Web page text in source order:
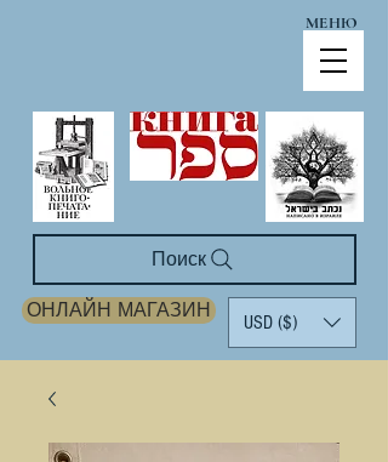
МЕНЮ
ОНЛАЙН МАГАЗИН
USD ($)
Поиск